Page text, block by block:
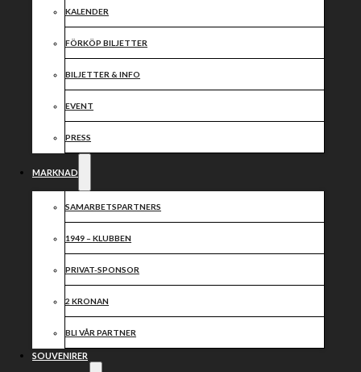
KALENDER
FÖRKÖP BILJETTER
BILJETTER & INFO
EVENT
PRESS
MARKNAD
SAMARBETSPARTNERS
1949 – KLUBBEN
PRIVAT-SPONSOR
2 KRONAN
BLI VÅR PARTNER
SOUVENIRER
Grattis Emil
Östergren!